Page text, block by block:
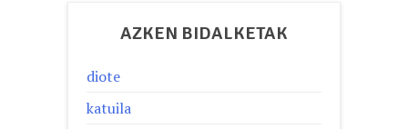
AZKEN BIDALKETAK
diote
katuila